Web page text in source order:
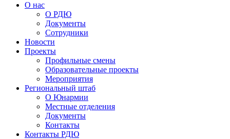
О нас
О РДЮ
Документы
Сотрудники
Новости
Проекты
Профильные смены
Образовательные проекты
Мероприятия
Региональный штаб
О Юнармии
Местные отделения
Документы
Контакты
Контакты РДЮ